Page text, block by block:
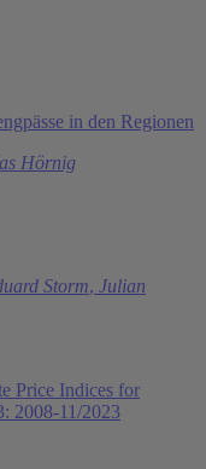
in den Regionen
Hörnig
Storm, Julian
Price Indices for
2008-11/2023